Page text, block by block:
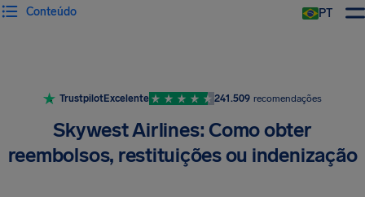
PT
Conteúdo
TrustpilotExcelente 241.509 recomendações
Skywest Airlines: Como obter
reembolsos, restituições ou indenização